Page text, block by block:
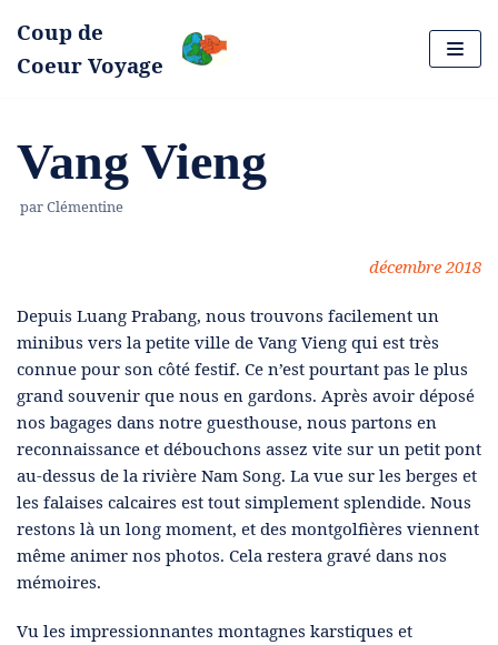
Aller
Coup de
Coeur Voyage
Vang Vieng
parClémentine
décembre 2018
Depuis Luang Prabang, nous trouvons facilement un
minibus vers la petite ville de Vang Vieng qui est très
connue pour son côté festif. Ce n’est pourtant pas le plus
grand souvenir que nous en gardons. Après avoir déposé
nos bagages dans notre guesthouse, nous partons en
reconnaissance et débouchons assez vite sur un petit pont
au-dessus de la rivière Nam Song. La vue sur les berges et
les falaises calcaires est tout simplement splendide. Nous
restons là un long moment, et des montgolfières viennent
même animer nos photos. Cela restera gravé dans nos
mémoires.
Vu les impressionnantes montagnes karstiques et